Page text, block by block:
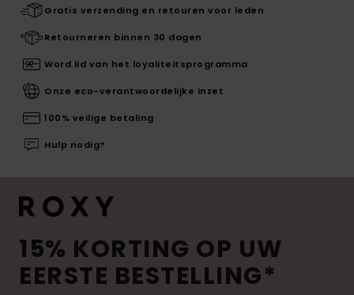
Gratis verzending en retouren voor leden
Retourneren binnen 30 dagen
Word lid van het loyaliteitsprogramma
Onze eco-verantwoordelijke inzet
100% veilige betaling
Hulp nodig?
15% KORTING OP UW
EERSTE BESTELLING*